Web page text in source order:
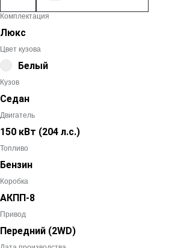
Комплектация
Люкс
Цвет кузова
Белый
Кузов
Седан
Двигатель
150 кВт (204 л.с.)
Топливо
Бензин
Коробка
АКПП-8
Привод
Передний (2WD)